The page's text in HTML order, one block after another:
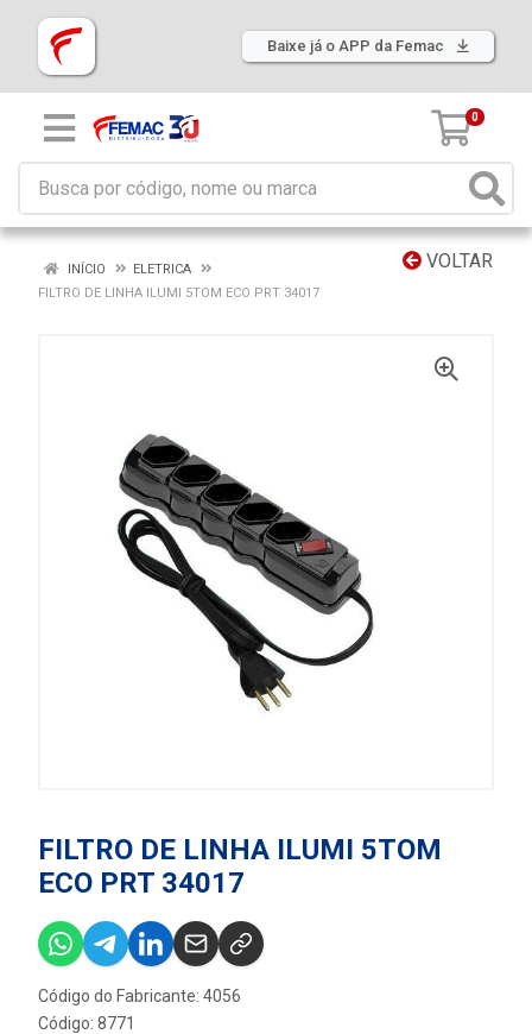
Baixe já o APP da Femac
0
VOLTAR
INÍCIO
ELETRICA
FILTRO DE LINHA ILUMI 5TOM ECO PRT 34017
FILTRO DE LINHA ILUMI 5TOM
ECO PRT 34017
Código do Fabricante: 4056
Código: 8771